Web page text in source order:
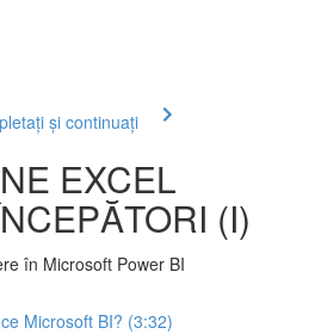
și continuați
EXCEL
(I)
în Microsoft Power BI
Microsoft BI? (3:32)